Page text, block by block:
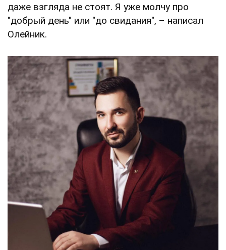
даже взгляда не стоят. Я уже молчу про
"добрый день" или "до свидания", – написал
Олейник.